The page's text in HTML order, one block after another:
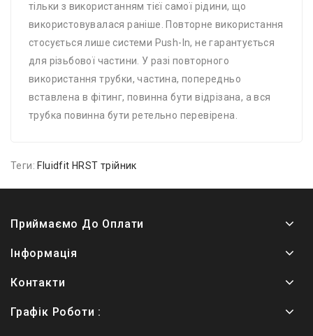
тільки з використанням тієї самої рідини, що
використовувалася раніше. Повторне використання
стосується лише системи Push-In, не гарантується
для різьбової частини. У разі повторного
використання трубки, частина, попередньо
вставлена ​​в фітинг, повинна бути відрізана, а вся
трубка повинна бути ретельно перевірена.
Теги: Fluidfit HRST трійник
Приймаємо До Оплати
Інформація
Контакти
Графік Роботи :